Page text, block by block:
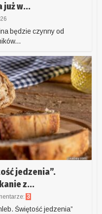
już w...
będzie czynny od
jedzenia”.
z...
3
Świętość jedzenia”